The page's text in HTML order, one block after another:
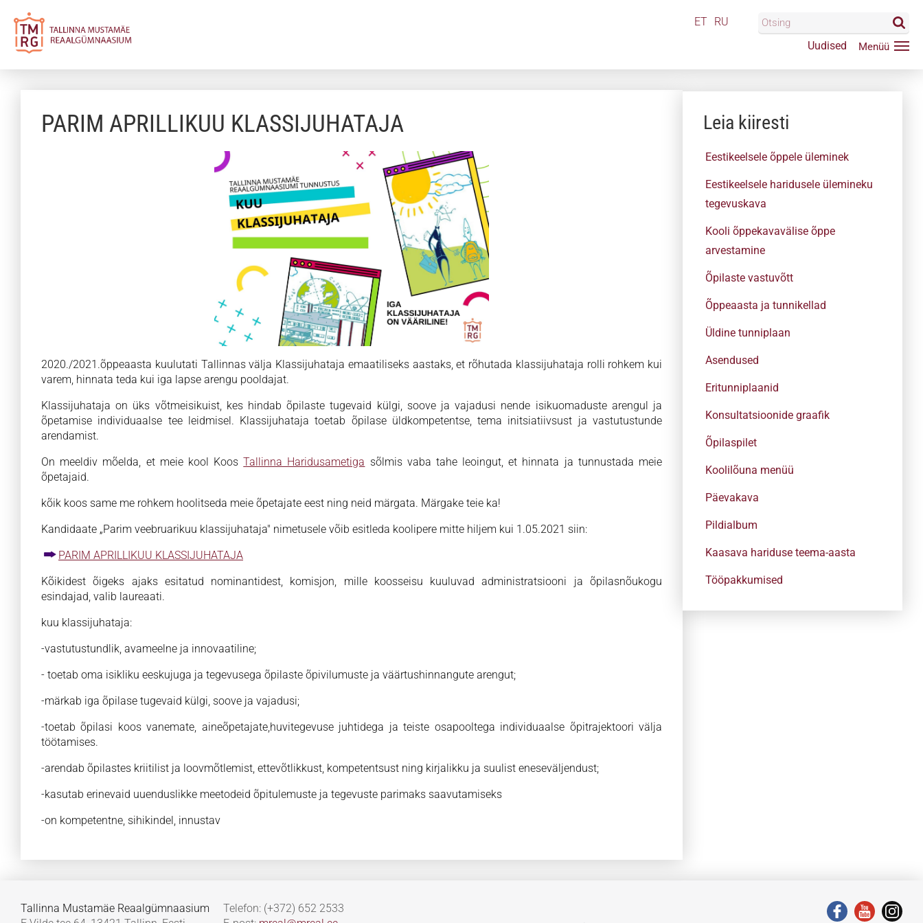
ET RU
Uudised
PARIM APRILLIKUU KLASSIJUHATAJA
2020./2021.õppeaasta kuulutati Tallinnas välja Klassijuhataja emaatiliseks aastaks, et rõhutada klassijuhataja rolli rohkem kui
varem, hinnata teda kui iga lapse arengu pooldajat.
Klassijuhataja on üks võtmeisikuist, kes hindab õpilaste tugevaid külgi, soove ja vajadusi nende isikuomaduste arengul ja
õpetamise individuaalse tee leidmisel. Klassijuhataja toetab õpilase üldkompetentse, tema initsiatiivsust ja vastutustunde
arendamist.
On meeldiv mõelda, et meie kool KoosTallinna Haridusametiga sõlmis vaba tahe leoingut, et hinnata ja tunnustada meie
õpetajaid.
kõik koos same me rohkem hoolitseda meie õpetajate eest ning neid märgata. Märgake teie ka!
Kandidaate „Parim veebruarikuu klassijuhataja" nimetusele võib esitleda koolipere mitte hiljem kui 1.05.2021 siin:
PARIM APRILLIKUU KLASSIJUHATAJA
Kõikidest õigeks ajaks esitatud nominantidest, komisjon, mille koosseisu kuuluvad administratsiooni ja õpilasnõukogu
esindajad, valib laureaati.
kuu klassijuhataja:
-vastutustundlik, avameelne ja innovaatiline;
- toetab oma isikliku eeskujuga ja tegevusega õpilaste õpivilumuste ja väärtushinnangute arengut;
-märkab iga õpilase tugevaid külgi, soove ja vajadusi;
-toetab õpilasi koos vanemate, aineõpetajate,huvitegevuse juhtidega ja teiste osapooltega individuaalse õpitrajektoori välja
töötamises.
-arendab õpilastes kriitilist ja loovmõtlemist, ettevõtlikkust, kompetentsust ning kirjalikku ja suulist eneseväljendust;
-kasutab erinevaid uuenduslikke meetodeid õpitulemuste ja tegevuste parimaks saavutamiseks
-on kompetentne, sihikindel, innustav
Leia kiiresti
Eestikeelsele õppele üleminek
Eestikeelsele haridusele ülemineku
tegevuskava
Kooli õppekavavälise õppe
arvestamine
Õpilaste vastuvõtt
Õppeaasta ja tunnikellad
Üldine tunniplaan
Asendused
Eritunniplaanid
Konsultatsioonide graafik
Õpilaspilet
Koolilõuna menüü
Päevakava
Pildialbum
Kaasava hariduse teema-aasta
Tööpakkumised
Tallinna Mustamäe Reaalgümnaasium
Telefon: (+372) 652 2533